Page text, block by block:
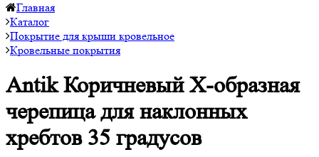
Главная
Каталог
Покрытие для крыши кровельное
Кровельные покрытия
Antik Коричневый Х-образная
черепица для наклонных
хребтов 35 градусов